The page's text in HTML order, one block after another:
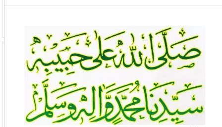
Blood Donation Center
View Detail